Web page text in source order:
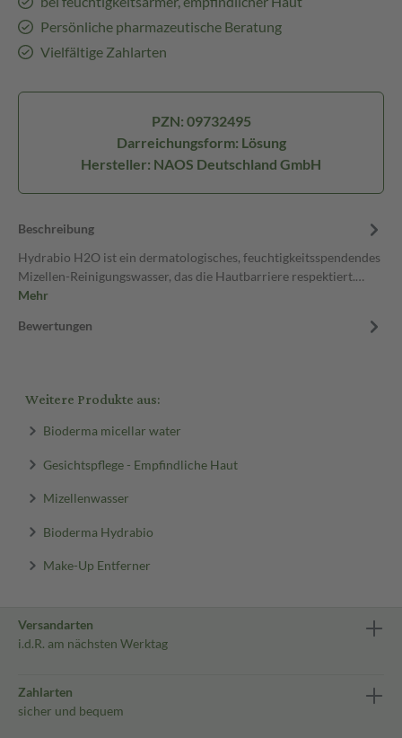
Persönliche pharmazeutische Beratung
Vielfältige Zahlarten
PZN: 09732495
Darreichungsform: Lösung
Hersteller: NAOS Deutschland GmbH
Beschreibung
Hydrabio H2O ist ein dermatologisches, feuchtigkeitsspendendes
Mizellen-Reinigungswasser, das die Hautbarriere respektiert.…
Mehr
Bewertungen
Weitere Produkte aus:
Bioderma micellar water
Gesichtspflege - Empfindliche Haut
Mizellenwasser
Bioderma Hydrabio
Make-Up Entferner
Versandarten
i.d.R. am nächsten Werktag
Zahlarten
sicher und bequem